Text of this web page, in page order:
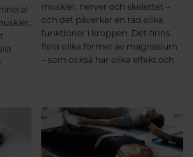
muskler, nerver och skelettet –
och det påverkar en rad olika
funktioner i kroppen. Det finns
flera olika former av magnesium
– som också har olika effekt och
produkt efter dina behov.